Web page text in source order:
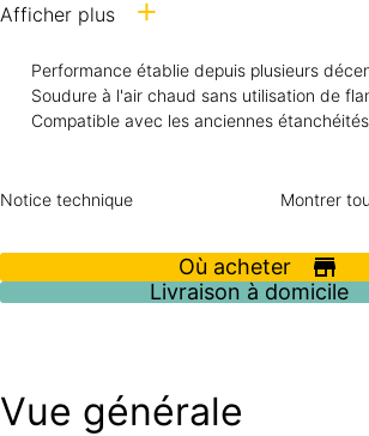
stabilisants contre le rayonnement
d’un voile de verre non tissé. Sarnafil®
conforme à la norme EN 13956.
Sarnafil® TS 77-20 est une membrane
conditions climatiques.
voile de verre non-tissé pour améliorer
dimensionnelle et d’une armature
Afficher plus
Performance établie depuis plusieurs
Soudure à l'air chaud sans utilisation de
Compatible avec les anciennes
Notice technique Montrer
Où acheter
Livraison à domicile
Vue générale